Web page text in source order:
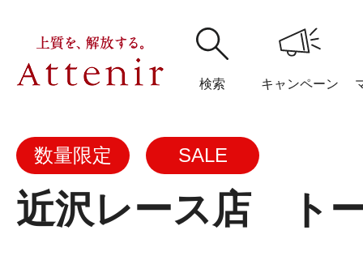
検索 キャンペーン
購入履歴
数量限定 SALE
近沢レース店 ト